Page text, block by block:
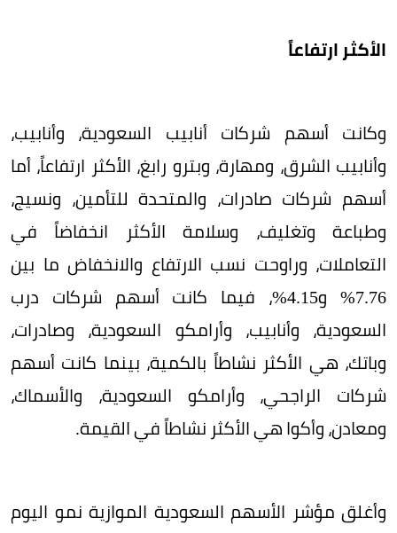
الأكثر ارتفاعاً
وكانت أسهم شركات أنابيب السعودية، وأنابيب،
وأنابيب الشرق، ومهارة، وبترو رابغ، الأكثر ارتفاعاً، أما
أسهم شركات صادرات، والمتحدة للتأمين، ونسيج،
وطباعة وتغليف، وسلامة الأكثر انخفاضاً في
التعاملات، وراوحت نسب الارتفاع والانخفاض ما بين
7.76% و4.15%، فيما كانت أسهم شركات درب
السعودية، وأنابيب، وأرامكو السعودية، وصادرات،
وباتك، هي الأكثر نشاطاً بالكمية، بينما كانت أسهم
شركات الراجحي، وأرامكو السعودية، والأسماك،
ومعادن، وأكوا هي الأكثر نشاطاً في القيمة.
وأغلق مؤشر الأسهم السعودية الموازية نمو اليوم